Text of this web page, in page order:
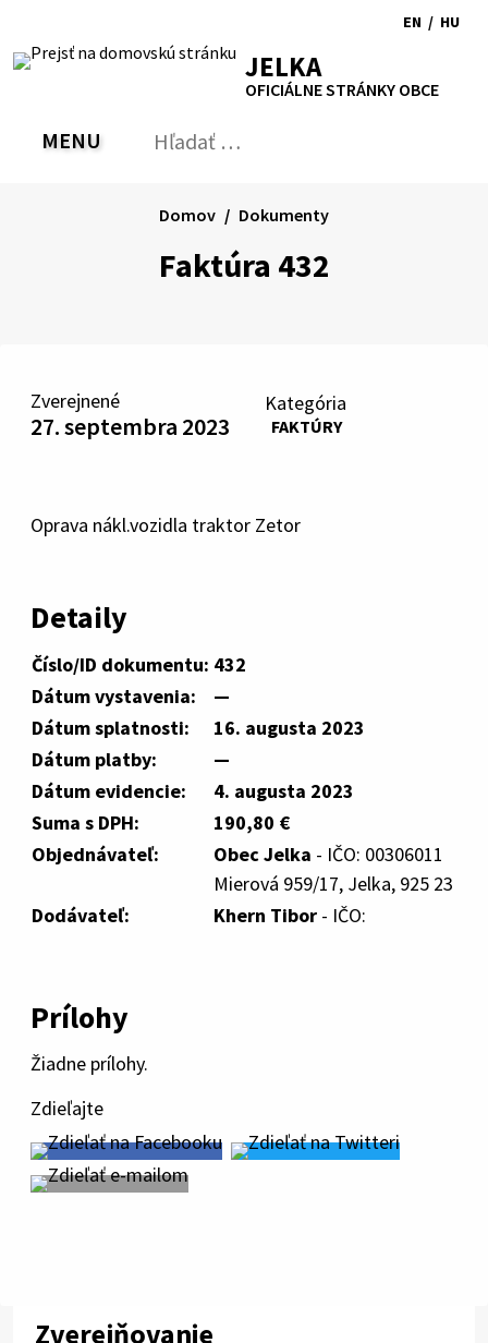
obsah
RSS MapaTlačiť
Zvýšiť
kontrast
písmapísma
EN
to
/ HU
JELKA
OFICIÁLNE STRÁNKY OBCE
PREPNÚŤ
MENU Hľadať:
Faktúra 432
Domov Dokumenty
Zverejnené
27. septembra 2023
Kategória
FAKTÚRY
Oprava nákl.vozidla traktor Zetor
Detaily
Číslo/ID dokumentu: 432
Dátum vystavenia:
—
Dátum splatnosti:
16. augusta 2023
Dátum platby:
—
Dátum evidencie:
4. augusta 2023
Suma s DPH:
190,80 €
Objednávateľ:
Obec Jelka - IČO: 00306011
Mierová 959/17, Jelka, 925 23
Dodávateľ:
Khern Tibor - IČO:
Prílohy
Žiadne prílohy.
Zdieľajte
Zverejňovanie